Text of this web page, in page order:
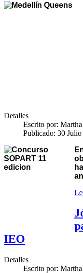
Detalles
Escrito por:
Publicado: 30
IEO
Detalles
Escrito por: